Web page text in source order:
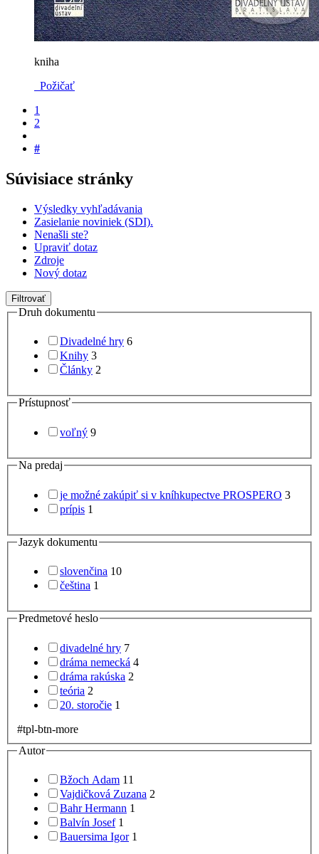
kniha
Požičať
1
2
#
Súvisiace stránky
Výsledky vyhľadávania
Zasielanie noviniek (SDI).
Nenašli ste?
Upraviť dotaz
Zdroje
Nový dotaz
Filtrovať
Druh dokumentu
Divadelné hry 6
Knihy 3
Články 2
Prístupnosť
voľný 9
Na predaj
je možné zakúpiť si v kníhkupectve PROSPERO 3
prípis 1
Jazyk dokumentu
slovenčina 10
čeština 1
Predmetové heslo
divadelné hry 7
dráma nemecká 4
dráma rakúska 2
teória 2
20. storočie 1
#tpl-btn-more
Autor
Bžoch Adam 11
Vajdičková Zuzana 2
Bahr Hermann 1
Balvín Josef 1
Bauersima Igor 1